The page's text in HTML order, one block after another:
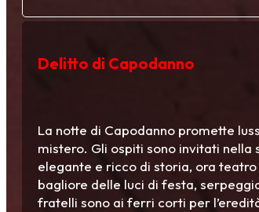
Delitto di Capodanno
La notte di Capodanno promette
mistero. Gli ospiti sono invitati
elegante e ricco di storia, ora
bagliore delle luci di festa,
fratelli sono ai ferri corti per